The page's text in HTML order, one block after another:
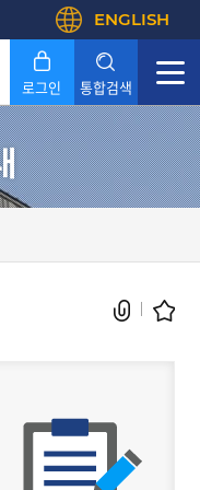
ENGLISH
로그인 통합검색